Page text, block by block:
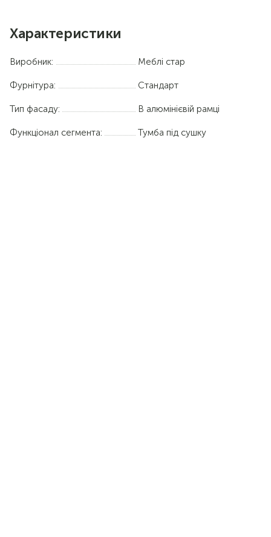
Характеристики
Виробник: Меблі стар
Фурнітура: Стандарт
Тип фасаду: В алюмінієвій рамці
Функціонал сегмента: Тумба під сушку